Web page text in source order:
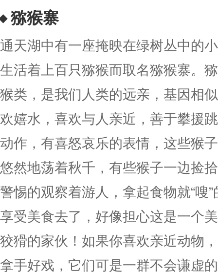
猕猴寨
通天湖中有一座掩映在绿树丛中的
生活着上百只猕猴而取名猕猴寨。
猴类，是我们人类的远亲，基因相
欢嬉水，喜欢与人亲近，善于攀援
动作，有喜怒哀乐的表情，这些猴
悠然地荡着秋千，有些猴子一边捡
警惕的观察着游人，拿起食物就“嗖
享受美食去了，好像担心这是一个
狡猾的家伙！如果你喜欢亲近动物
拿手好戏，它们可是一群不会谦虚